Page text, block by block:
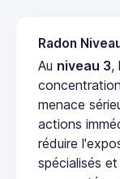
Radon
Au niveau 3,
menace
actions
réduire
spécialisés